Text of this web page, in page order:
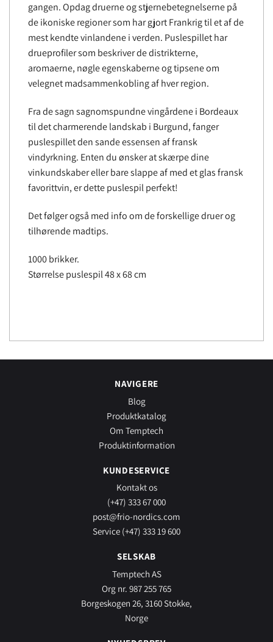
gangen. Opdag druerne og stjernebetegnelserne på
de ikoniske regioner som har gjort Frankrig til et af de
mest kendte vinlandene i verden. Puslespillet har
drueprofiler som beskriver de distrikterne,
aromaerne, nøgle egenskaberne og tipsene om
velegnet madsammenkobling af hver region.
Fra de sagn sagnomspundne vingårdene i Bordeaux
til det charmerende landskab i Burgund, fanger
puslespillet den sande essensen af fransk
vindyrkning. Enten du ønsker at skærpe dine
vinkundskaber eller bare slappe af med et glas fransk
favorittvin, er dette puslespil perfekt!
Det følger også med info om de forskellige druer og
tilhørende madtips.
1000 brikker.
Størrelse puslespil 48 x 68 cm
NAVIGERE
Blog
Produktkatalog
Om Temptech
Produktinformation
KUNDESERVICE
Kontakt os
(+47) 333 67 000
post@frio-nordics.com
Service (+47) 333 19 600
SELSKAB
Temptech AS
Org nr. 987 255 765
Borgeskogen 26, 3160 Stokke,
Norge